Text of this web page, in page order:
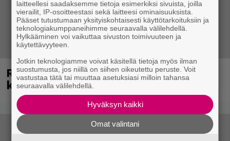
Rushin Neil Peartista ilmestyy ensi
kuussa dokumentti
laitteellesi saadaksemme tietoja esimerkiksi sivuista, joilla
vierailit, IP-osoitteestasi sekä laitteesi ominaisuuksista.
Pääset tutustumaan yksityiskohtaisesti käyttötarkoituksiin ja
teknologiakumppaneihimme seuraavalla välilehdellä.
Hylkääminen voi vaikuttaa sivuston toimivuuteen ja
käytettävyyteen.
Jotkin teknologiamme voivat käsitellä tietoja myös ilman
suostumusta, jos niillä on siihen oikeutettu peruste. Voit
vastustaa tätä tai muuttaa asetuksiasi milloin tahansa
seuraavalla välilehdellä.
Hyväksyn kaikki
Omat valintani